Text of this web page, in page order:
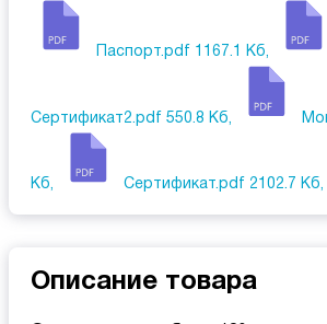
Паспорт.pdf 1167.1 Кб,
Сертификат2.pdf 550.8 Кб,
Кб, Сертификат.pdf 2102.7 Кб,
Описание товара